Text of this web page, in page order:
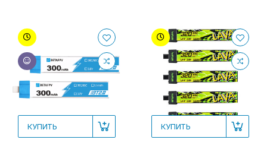
КУПИТЬ КУПИТЬ